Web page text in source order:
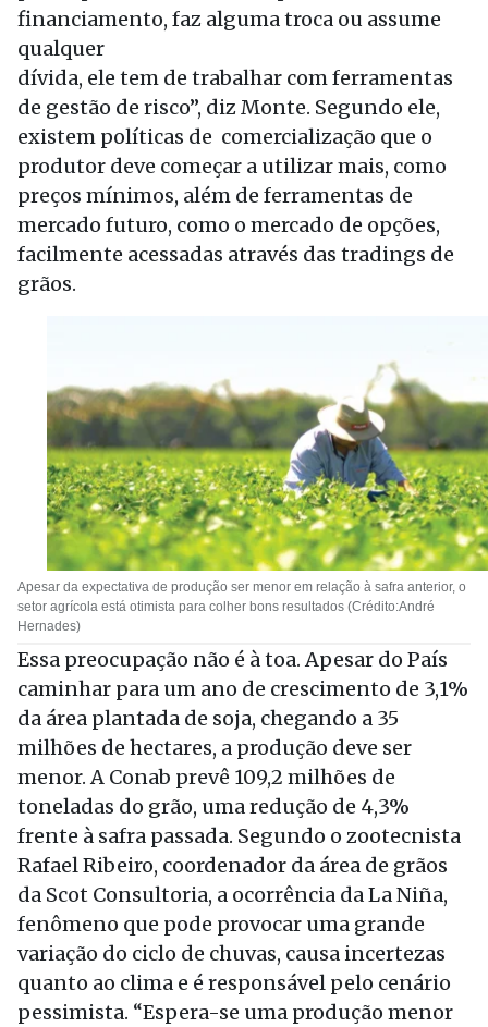
financiamento, faz alguma troca ou assume
qualquer
dívida, ele tem de trabalhar com ferramentas
de gestão de risco”, diz Monte. Segundo ele,
existem políticas de comercialização que o
produtor deve começar a utilizar mais, como
preços mínimos, além de ferramentas de
mercado futuro, como o mercado de opções,
facilmente acessadas através das tradings de
grãos.
Apesar da expectativa de produção ser menor em relação à safra anterior, o
setor agrícola está otimista para colher bons resultados (Crédito:André
Hernades)
Essa preocupação não é à toa. Apesar do País
caminhar para um ano de crescimento de 3,1%
da área plantada de soja, chegando a 35
milhões de hectares, a produção deve ser
menor. A Conab prevê 109,2 milhões de
toneladas do grão, uma redução de 4,3%
frente à safra passada. Segundo o zootecnista
Rafael Ribeiro, coordenador da área de grãos
da Scot Consultoria, a ocorrência da La Niña,
fenômeno que pode provocar uma grande
variação do ciclo de chuvas, causa incertezas
quanto ao clima e é responsável pelo cenário
pessimista. “Espera-se uma produção menor